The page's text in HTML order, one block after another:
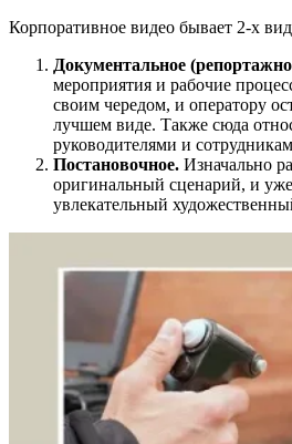
Корпоративное видео бывает 2-х
Документальное
мероприятия и рабочие
своим чередом, и оператору
лучшем виде. Также сюда
руководителями и
Постановочное. Изначально
оригинальный сценарий, и
увлекательный